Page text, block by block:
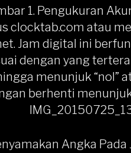
1. Pengukuran
clocktab.com atau
Jam digital ini
dengan yang
menunjuk “nol”
berhenti
Angka